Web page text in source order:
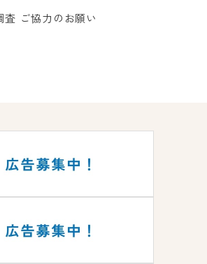
査 ご協力のお願い